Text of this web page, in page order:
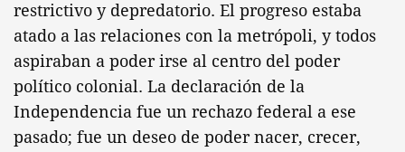
restrictivo y depredatorio. El progreso estaba
atado a las relaciones con la metrópoli, y todos
aspiraban a poder irse al centro del poder
político colonial. La declaración de la
Independencia fue un rechazo federal a ese
pasado; fue un deseo de poder nacer, crecer,